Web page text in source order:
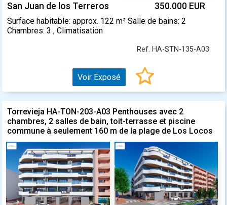
San Juan de los Terreros 350.000 EUR
Surface habitable: approx. 122 m² Salle de bains: 2
Chambres: 3 , Climatisation
Ref. HA-STN-135-A03
Voir Exposé
Torrevieja HA-TON-203-A03 Penthouses avec 2
chambres, 2 salles de bain, toit-terrasse et piscine
commune à seulement 160 m de la plage de Los Locos